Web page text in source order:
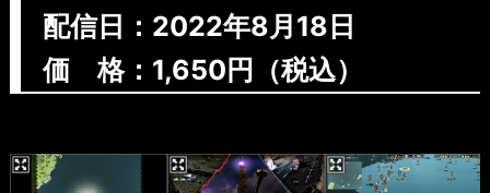
配信日：2022年8月18日
価 格：1,650円（税込）